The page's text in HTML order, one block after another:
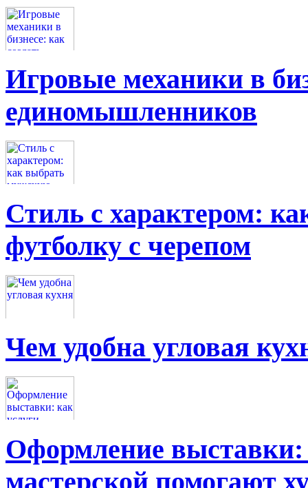
Игровые механики в
единомышленников
Стиль с характером:
футболку с черепом
Чем удобна угловая
Оформление выставки:
мастерской помогают